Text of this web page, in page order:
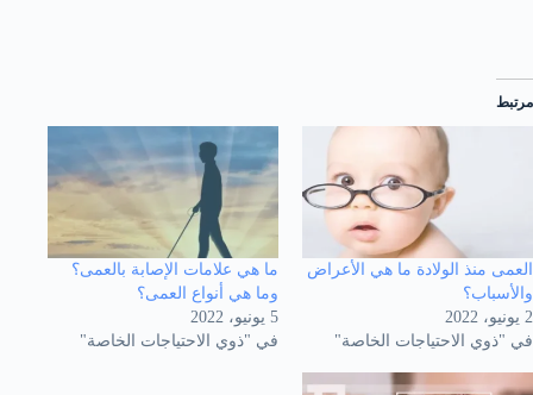
مرتبط
العمى منذ الولادة ما هي الأعراض
والأسباب؟
2 يونيو، 2022
في "ذوي الاحتياجات الخاصة"
ما هي علامات الإصابة بالعمى؟
وما هي أنواع العمى؟
5 يونيو، 2022
في "ذوي الاحتياجات الخاصة"